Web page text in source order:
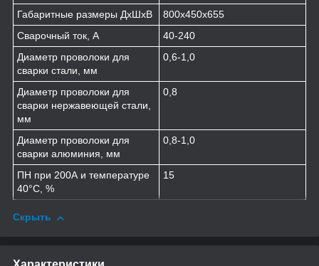
Габаритные размеры ДхШхВ
800х450х655
Сварочный ток, А
40-240
Диаметр проволоки для
сварки стали, мм
0,6-1,0
Диаметр проволоки для
сварки нержавеющей стали,
мм
0,8
Диаметр проволоки для
сварки алюминия, мм
0,8-1,0
ПН при 200А и температуре
40°С, %
15
Скрыть